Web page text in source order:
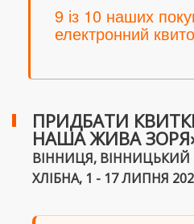
9 із 10 наших
електронний
ПРИДБАТИ
НАША ЖИВА
ВІННИЦЯ, ВІННИЦЬКИЙ
ХЛІБНА, 1 - 17 ЛИПНЯ